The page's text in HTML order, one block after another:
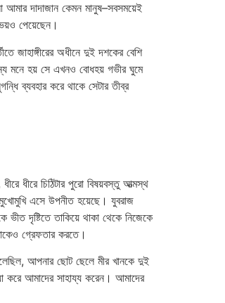
দাদাজান কেমন মানুষ–সবসময়েই
পেয়েছেন।
জাহাঙ্গীরের অধীনে দুই দশকের বেশি
মনে হয় সে এখনও বোধহয় গভীর ঘুমে
ব্যবহার করে থাকে সেটার তীব্র
ধীরে চিঠিটার পুরো বিষয়বস্তু আত্মস্থ
এসে উপনীত হয়েছে। যুবরাজ
দৃষ্টিতে তাকিয়ে থাকা থেকে নিজেকে
গ্রেফতার করতে।
আপনার ছোট ছেলে মীর খানকে দুই
করে আমাদের সাহায্য করেন। আমাদের